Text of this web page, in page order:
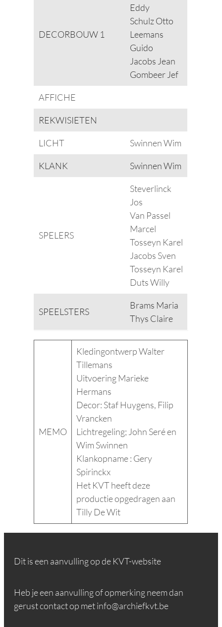
DECORBOUW 1
Eddy
Schulz Otto
Leemans
Guido
Jacobs Jean
Gombeer Jef
AFFICHE
REKWISIETEN
LICHT Swinnen Wim
KLANK Swinnen Wim
SPELERS
Steverlinck
Jos
Van Passel
Marcel
Tosseyn Karel
Jacobs Sven
Tosseyn Karel
Duts Willy
SPEELSTERS
Brams Maria
Thys Claire
MEMO
Kledingontwerp Walter
Tillemans
Uitvoering Marieke
Hermans
Decor: Staf Huygens, Filip
Vrancken
Lichtregeling; John Seré en
Wim Swinnen
Klankopname : Gery
Spirinckx
Het KVT heeft deze
productie opgedragen aan
Tilly De Wit
Dit is een aanvulling op de KVT-website
Heb je een aanvulling of opmerking neem dan
gerust contact op met info@archiefkvt.be